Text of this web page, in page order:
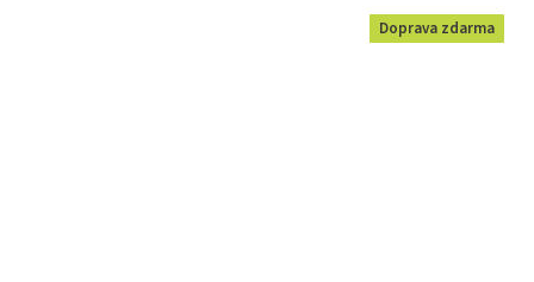
Doprava zdarma